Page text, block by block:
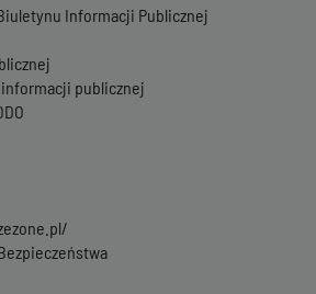
Informacji Publicznej
publicznej